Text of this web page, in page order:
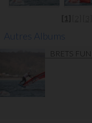
Autres Albums
BRETS